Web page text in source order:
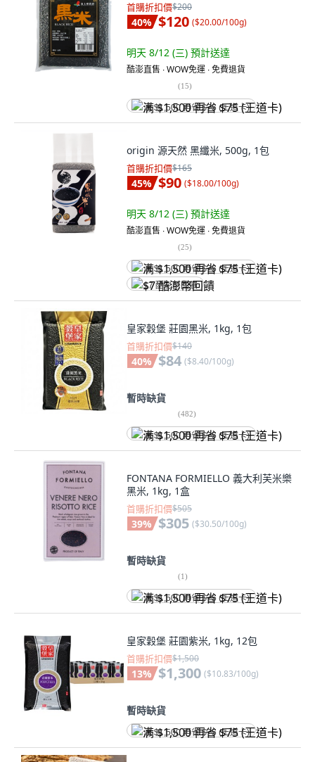
首購折扣價$200
40% $120 ($20.00/100g)
明天 8/12 (三) 預計送達
酷澎直售 ∙ WOW免運 ∙ 免費退貨
(15)
满 $1,500 再省 $75 (王道卡)
origin 源天然 黑纖米, 500g, 1包
首購折扣價$165
45% $90 ($18.00/100g)
明天 8/12 (三) 預計送達
酷澎直售 ∙ WOW免運 ∙ 免費退貨
(25)
满 $1,500 再省 $75 (王道卡)
$7 酷澎幣回饋
皇家穀堡 莊園黑米, 1kg, 1包
首購折扣價$140
40% $84 ($8.40/100g)
暫時缺貨
(482)
满 $1,500 再省 $75 (王道卡)
FONTANA FORMIELLO 義大利芙米樂
黑米, 1kg, 1盒
首購折扣價$505
39% $305 ($30.50/100g)
暫時缺貨
(1)
满 $1,500 再省 $75 (王道卡)
皇家穀堡 莊園紫米, 1kg, 12包
首購折扣價$1,500
13% $1,300 ($10.83/100g)
暫時缺貨
满 $1,500 再省 $75 (王道卡)